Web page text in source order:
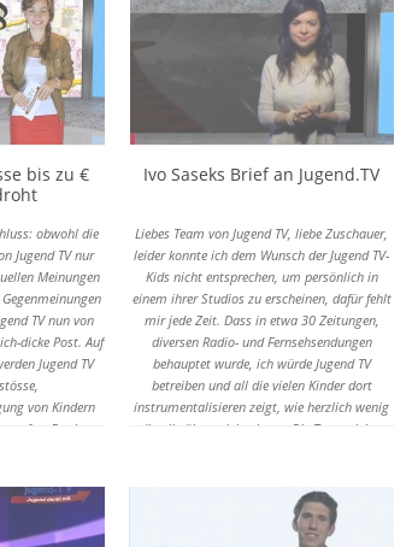
das haben
rollen gebracht,
ein Casting bei Medien-KlagemauerTV
eingereicht haben.
Doch Papa sagte dann zu ihnen, sie könnten
ja einen eigenen Kanal gründen, wenn sie
wollen. Aber für Medien-Klagemauer TV sind
sie noch zu jung. Das war genau ALLES, was
Papa damit zu tun hatte.
bis zu €
obwohl die
Jugend TV nur
Meinungen
TV nun von
dicke Post. Auf
Jugend TV
von Kindern
Der lange
ich habe
eine
Ivo Saseks Brief an Jugend.TV
Liebes Team von Jugend TV, liebe Zuschauer,
leider konnte ich dem Wunsch der Jugend TV-
Kids nicht entsprechen, um persönlich in
einem ihrer Studios zu erscheinen, dafür fehlt
mir jede Zeit. Dass in etwa 30 Zeitungen,
diversen Radio- und Fernsehsendungen
behauptet wurde, ich würde Jugend TV
betreiben und all die vielen Kinder dort
instrumentalisieren zeigt, wie herzlich wenig
die alle über mich wissen. Die Tage reichen
nachzukommen. Also nehme ich des Öfteren
auch noch die Nacht dazu. Dass die
Medienbetreiber so krass irren, kommt